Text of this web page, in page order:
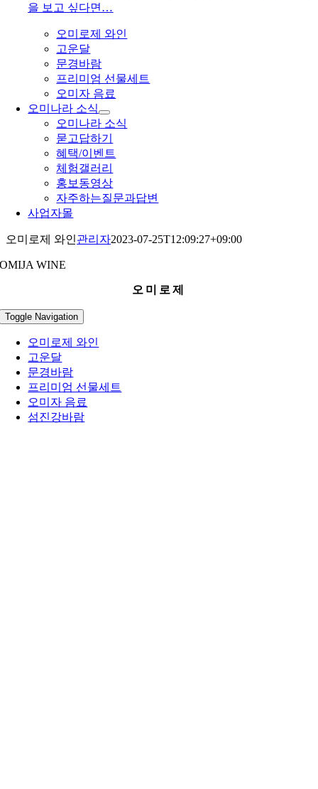
을 보고 싶다면…
오미로제 와인
고운달
문경바람
프리미엄 선물세트
오미자 음료
오미나라 소식
오미나라 소식
묻고답하기
혜택/이벤트
체험갤러리
홍보동영상
자주하는질문과답변
사업자몰
오미로제 와인관리자2023-07-25T12:09:27+09:00
OMIJA WINE
오미로제
Toggle Navigation
오미로제 와인
고운달
문경바람
프리미엄 선물세트
오미자 음료
섬진강바람